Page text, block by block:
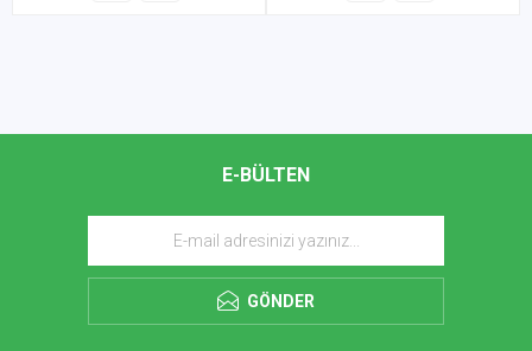
E-BÜLTEN
GÖNDER